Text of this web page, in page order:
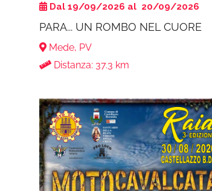
Dal 19/09/2026 al 20/09/2026
PARA... UN ROMBO NEL CUORE
Mede, PV
Distanza: 37.3 km